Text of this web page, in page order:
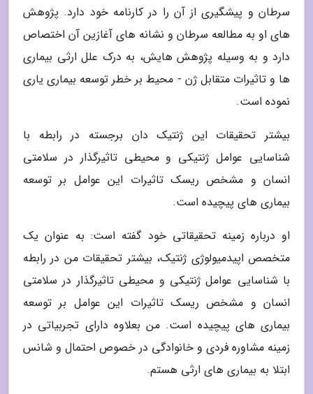
سرطان و پیشگیری از آن را در کارنامه خود دارد. پژوهش
های او به مطالعه سرطان و نشانه های آغازین آن اختصاص
دارد و به وسیله پژوهش هایش، به درک علل ارثی بیماری
ها و تاثیرات متقابل ژن - محیط بر خطر توسعه بیماری یاری
نموده است.
بیشتر تحقیقات این ژنتیک دان برجسته در رابطه با
شناسایی عوامل ژنتیکی و محیطی تاثیرگذار در سلامتی
انسان و مشخص ریسک تاثیرات این عوامل بر توسعه
بیماری های پیچیده است.
او درباره زمینه تحقیقاتی خود گفته است: به عنوان یک
متخصص اپیدمیولوژی ژنتیک، بیشتر تحقیقات من در رابطه
با شناسایی عوامل ژنتیکی و محیطی تاثیرگذار در سلامتی
انسان و مشخص ریسک تاثیرات این عوامل بر توسعه
بیماری های پیچیده است. من بعلاوه دارای تجربیاتی در
زمینه مشاوره فردی و خانوادگی در خصوص احتمال و شانس
ابتلا به بیماری های ارثی هستم.